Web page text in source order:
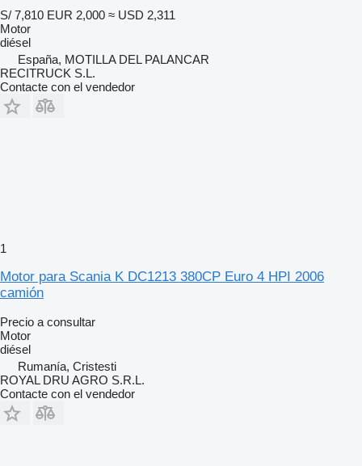
S/ 7,810 EUR 2,000 ≈ USD 2,311
Motor
diésel
España, MOTILLA DEL PALANCAR
RECITRUCK S.L.
Contacte con el vendedor
1
Motor para Scania K DC1213 380CP Euro 4 HPI 2006
camión
Precio a consultar
Motor
diésel
Rumanía, Cristesti
ROYAL DRU AGRO S.R.L.
Contacte con el vendedor